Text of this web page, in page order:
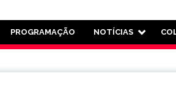
105.3
PROGRAMAÇÃO NOTÍCIAS